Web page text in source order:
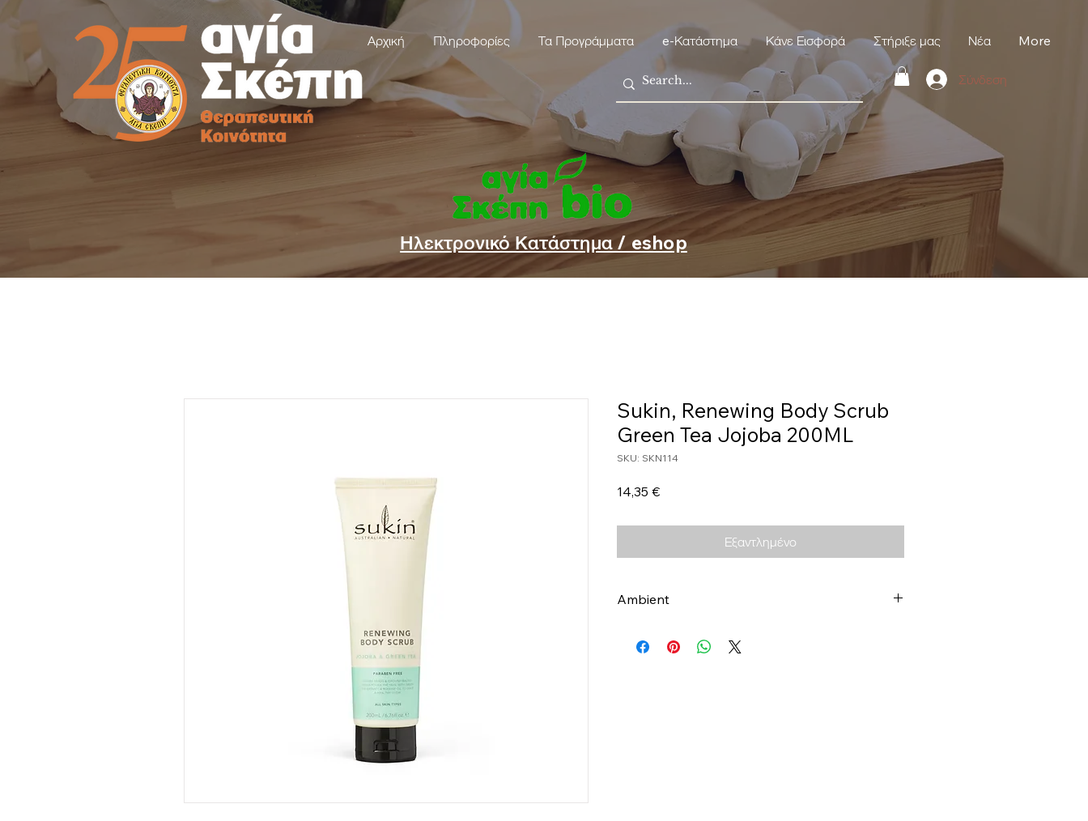
Αρχική Πληροφορίες Τα Προγράμματα e-Κατάστημα Κάνε Εισφορά Στήριξε μας Νέα More
Σύνδεση
Ηλεκτρονικό Κατάστημα / eshop
Sukin, Renewing Body Scrub
Green Tea Jojoba 200ML
SKU: SKN114
14,35 €Τιμή
Εξαντλημένο
Ambient